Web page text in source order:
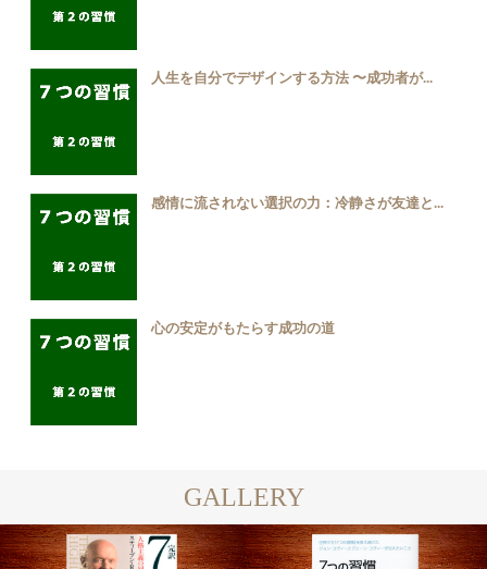
人生を自分でデザインする方法 〜成功者が...
感情に流されない選択の力：冷静さが友達と...
心の安定がもたらす成功の道
GALLERY